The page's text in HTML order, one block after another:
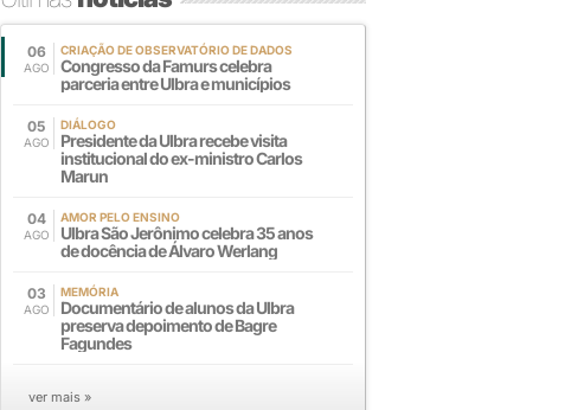
06
AGO
CRIAÇÃO DE OBSERVATÓRIO DE DADOS
Congresso da Famurs celebra
parceria entre Ulbra e municípios
05
AGO
DIÁLOGO
Presidente da Ulbra recebe visita
institucional do ex-ministro Carlos
Marun
04
AGO
AMOR PELO ENSINO
Ulbra São Jerônimo celebra 35 anos
de docência de Álvaro Werlang
03
AGO
MEMÓRIA
Documentário de alunos da Ulbra
preserva depoimento de Bagre
Fagundes
ver mais »